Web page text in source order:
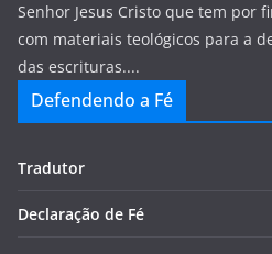
Senhor Jesus Cristo que tem por
com materiais teológicos para a
das escrituras....
Defendendo a Fé
Tradutor
Declaração de Fé